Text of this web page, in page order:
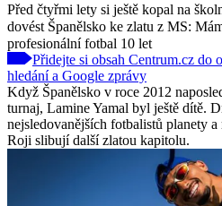
Před čtyřmi lety si ještě kopal na
dovést Španělsko ke zlatu z MS:
profesionální fotbal 10 let
Přidejte si obsah Centrum.cz do
hledání a Google zprávy
Když Španělsko v roce 2012
turnaj, Lamine Yamal byl ještě dítě.
nejsledovanějších fotbalistů planety
Roji slibují další zlatou kapitolu.